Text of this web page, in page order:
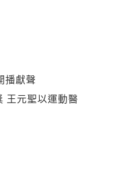
播獻聲
王元聖以運動醫